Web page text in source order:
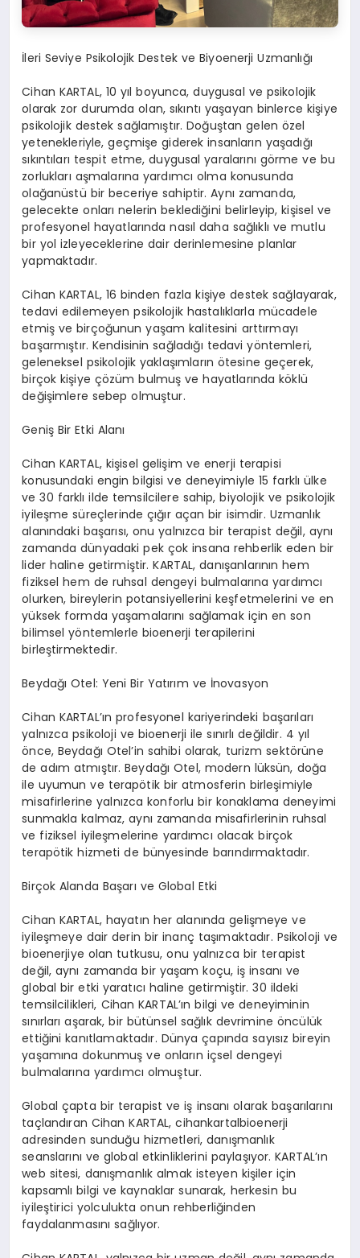
İleri Seviye Psikolojik Destek ve Biyoenerji Uzmanlığı
Cihan KARTAL, 10 yıl boyunca, duygusal ve psikolojik
olarak zor durumda olan, sıkıntı yaşayan binlerce kişiye
psikolojik destek sağlamıştır. Doğuştan gelen özel
yetenekleriyle, geçmişe giderek insanların yaşadığı
sıkıntıları tespit etme, duygusal yaralarını görme ve bu
zorlukları aşmalarına yardımcı olma konusunda
olağanüstü bir beceriye sahiptir. Aynı zamanda,
gelecekte onları nelerin beklediğini belirleyip, kişisel ve
profesyonel hayatlarında nasıl daha sağlıklı ve mutlu
bir yol izleyeceklerine dair derinlemesine planlar
yapmaktadır.
Cihan KARTAL, 16 binden fazla kişiye destek sağlayarak,
tedavi edilemeyen psikolojik hastalıklarla mücadele
etmiş ve birçoğunun yaşam kalitesini arttırmayı
başarmıştır. Kendisinin sağladığı tedavi yöntemleri,
geleneksel psikolojik yaklaşımların ötesine geçerek,
birçok kişiye çözüm bulmuş ve hayatlarında köklü
değişimlere sebep olmuştur.
Geniş Bir Etki Alanı
Cihan KARTAL, kişisel gelişim ve enerji terapisi
konusundaki engin bilgisi ve deneyimiyle 15 farklı ülke
ve 30 farklı ilde temsilcilere sahip, biyolojik ve psikolojik
iyileşme süreçlerinde çığır açan bir isimdir. Uzmanlık
alanındaki başarısı, onu yalnızca bir terapist değil, aynı
zamanda dünyadaki pek çok insana rehberlik eden bir
lider haline getirmiştir. KARTAL, danışanlarının hem
fiziksel hem de ruhsal dengeyi bulmalarına yardımcı
olurken, bireylerin potansiyellerini keşfetmelerini ve en
yüksek formda yaşamalarını sağlamak için en son
bilimsel yöntemlerle bioenerji terapilerini
birleştirmektedir.
Beydağı Otel: Yeni Bir Yatırım ve İnovasyon
Cihan KARTAL’ın profesyonel kariyerindeki başarıları
yalnızca psikoloji ve bioenerji ile sınırlı değildir. 4 yıl
önce, Beydağı Otel’in sahibi olarak, turizm sektörüne
de adım atmıştır. Beydağı Otel, modern lüksün, doğa
ile uyumun ve terapötik bir atmosferin birleşimiyle
misafirlerine yalnızca konforlu bir konaklama deneyimi
sunmakla kalmaz, aynı zamanda misafirlerinin ruhsal
ve fiziksel iyileşmelerine yardımcı olacak birçok
terapötik hizmeti de bünyesinde barındırmaktadır.
Birçok Alanda Başarı ve Global Etki
Cihan KARTAL, hayatın her alanında gelişmeye ve
iyileşmeye dair derin bir inanç taşımaktadır. Psikoloji ve
bioenerjiye olan tutkusu, onu yalnızca bir terapist
değil, aynı zamanda bir yaşam koçu, iş insanı ve
global bir etki yaratıcı haline getirmiştir. 30 ildeki
temsilcilikleri, Cihan KARTAL’ın bilgi ve deneyiminin
sınırları aşarak, bir bütünsel sağlık devrimine öncülük
ettiğini kanıtlamaktadır. Dünya çapında sayısız bireyin
yaşamına dokunmuş ve onların içsel dengeyi
bulmalarına yardımcı olmuştur.
Global çapta bir terapist ve iş insanı olarak başarılarını
taçlandıran Cihan KARTAL, cihankartalbioenerji
adresinden sunduğu hizmetleri, danışmanlık
seanslarını ve global etkinliklerini paylaşıyor. KARTAL’ın
web sitesi, danışmanlık almak isteyen kişiler için
kapsamlı bilgi ve kaynaklar sunarak, herkesin bu
iyileştirici yolculukta onun rehberliğinden
faydalanmasını sağlıyor.